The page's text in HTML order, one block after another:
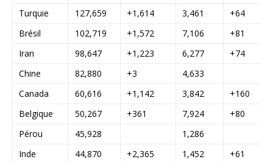
Turquie
127,659 +1,614 3,461
+64
Brésil
102,719 +1,572 7,106
+81
Iran
98,647 +1,223 6,277
+74
Chine
82,880 +3
4,633
Canada
60,616 +1,142 3,842
+160
Belgique
50,267 +361 7,924
+80
Pérou
45,928
1,286
Inde
44,870 +2,365 1,452
+61